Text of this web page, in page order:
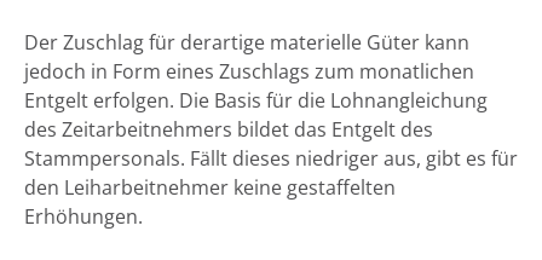
Der Zuschlag für derartige materielle Güter kann
jedoch in Form eines Zuschlags zum monatlichen
Entgelt erfolgen. Die Basis für die Lohnangleichung
des Zeitarbeitnehmers bildet das Entgelt des
Stammpersonals. Fällt dieses niedriger aus, gibt es für
den Leiharbeitnehmer keine gestaffelten
Erhöhungen.